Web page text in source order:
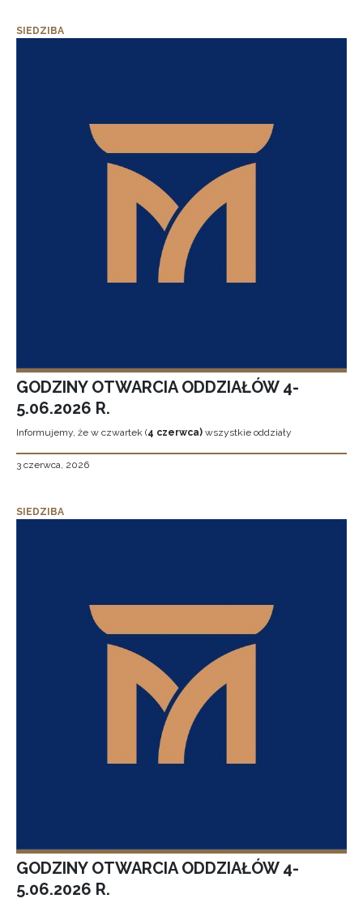
SIEDZIBA
GODZINY OTWARCIA ODDZIAŁÓW 4-
5.06.2026 R.
Informujemy, że w czwartek (4 czerwca) wszystkie oddziały
3 czerwca, 2026
SIEDZIBA
GODZINY OTWARCIA ODDZIAŁÓW 4-
5.06.2026 R.